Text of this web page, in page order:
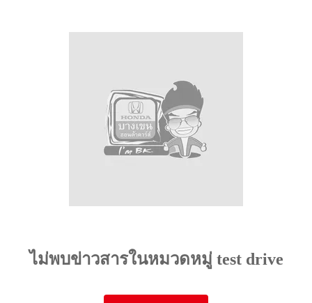
ไม่พบข่าวสารในหมวดหมู่ test drive